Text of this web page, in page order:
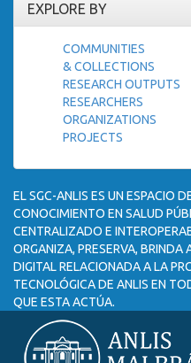
EXPLORE BY
COMMUNITIES
& COLLECTIONS
RESEARCH OUTPUTS
RESEARCHERS
ORGANIZATIONS
PROJECTS
EL SGC-ANLIS ES UN ESPACIO
CONOCIMIENTO EN SALUD
CENTRALIZADO E
ORGANIZA, PRESERVA, BRINDA
DIGITAL RELACIONADA A LA
TECNOLÓGICA DE ANLIS EN
QUE ESTA ACTÚA.